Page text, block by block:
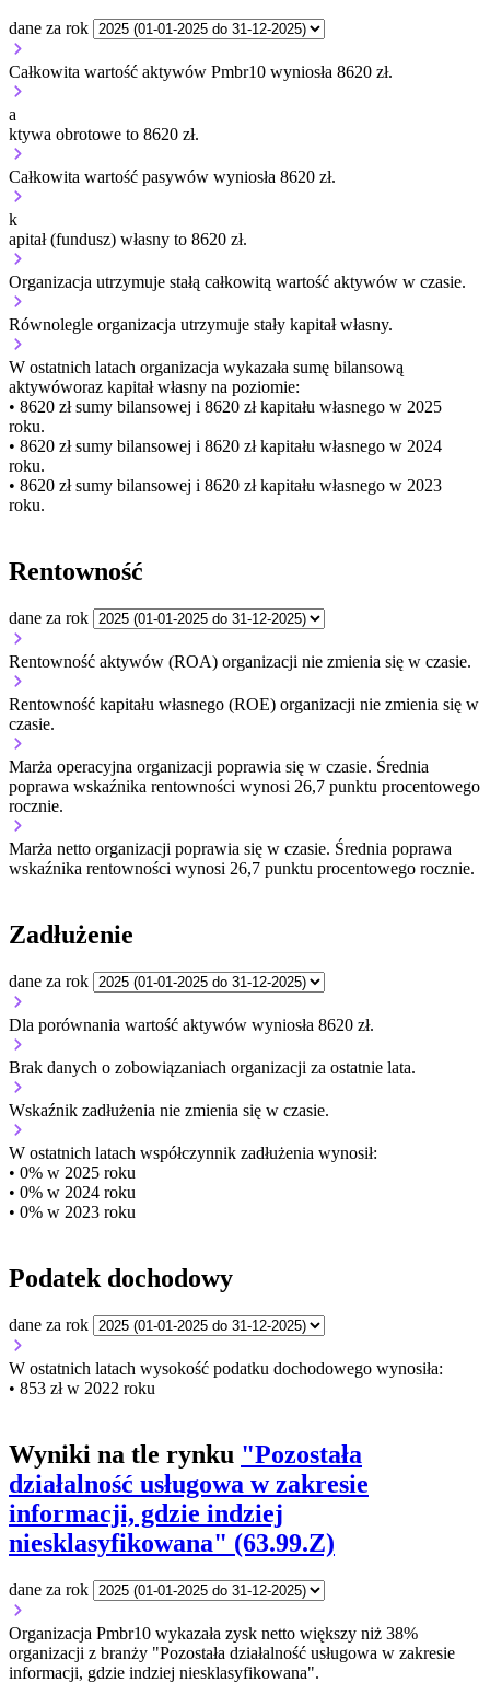
dane za rok
Całkowita wartość aktywów Pmbr10 wyniosła 8620 zł.
a
ktywa obrotowe to 8620 zł.
Całkowita wartość pasywów wyniosła 8620 zł.
k
apitał (fundusz) własny to 8620 zł.
Organizacja utrzymuje stałą całkowitą wartość aktywów w czasie.
Równolegle organizacja utrzymuje stały kapitał własny.
W ostatnich latach organizacja wykazała sumę bilansową
aktywóworaz kapitał własny na poziomie:
• 8620 złsumy bilansowej i 8620 zł kapitału własnego w 2025
roku.
• 8620 złsumy bilansowej i 8620 zł kapitału własnego w 2024
roku.
• 8620 złsumy bilansowej i 8620 zł kapitału własnego w 2023
roku.
Rentowność
dane za rok
Rentowność aktywów (ROA) organizacji nie zmienia się w czasie.
Rentowność kapitału własnego (ROE) organizacji nie zmienia się w
czasie.
Marża operacyjna organizacji poprawia się w czasie. Średnia
poprawa wskaźnika rentowności wynosi 26,7 punktu procentowego
rocznie.
Marża netto organizacji poprawia się w czasie. Średnia poprawa
wskaźnika rentowności wynosi 26,7 punktu procentowego rocznie.
Zadłużenie
dane za rok
Dla porównania wartość aktywów wyniosła 8620 zł.
Brak danych o zobowiązaniach organizacji za ostatnie lata.
Wskaźnik zadłużenia nie zmienia się w czasie.
W ostatnich latach współczynnik zadłużenia wynosił:
• 0% w 2025 roku
• 0% w 2024 roku
• 0% w 2023 roku
Podatek dochodowy
dane za rok
W ostatnich latach wysokość podatku dochodowego wynosiła:
• 853 zł w 2022 roku
Wyniki na tle rynku "Pozostała
działalność usługowa w zakresie
informacji, gdzie indziej
niesklasyfikowana" (63.99.Z)
dane za rok
Organizacja Pmbr10 wykazała zysk netto większy niż 38%
organizacji z branży "Pozostała działalność usługowa w zakresie
informacji, gdzie indziej niesklasyfikowana".